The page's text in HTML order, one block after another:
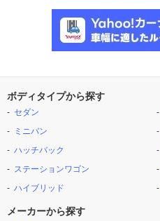
ボディタイプから探す
セダン
ミニバン
ハッチバック
ステーションワゴン
ハイブリッド
メーカーから探す